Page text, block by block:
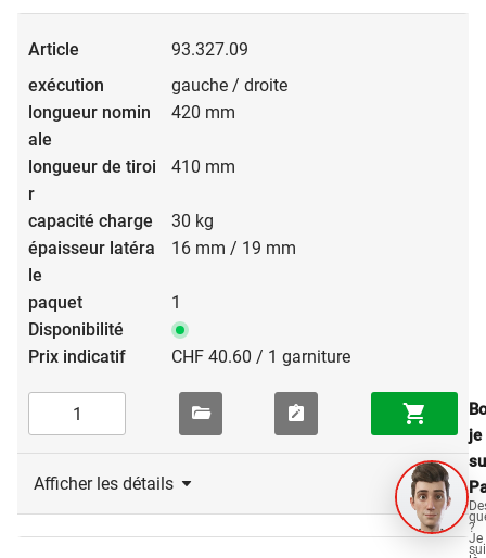
93.327.09
gauche / droite
420 mm
410 mm
30 kg
16 mm / 19 mm
1
CHF 40.60 / 1 garniture
Afficher les détails
je
?
Je